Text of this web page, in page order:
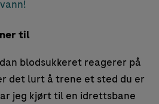
til
blodsukkeret reagerer på
det lurt å trene et sted du er
jeg kjørt til en idrettsbane